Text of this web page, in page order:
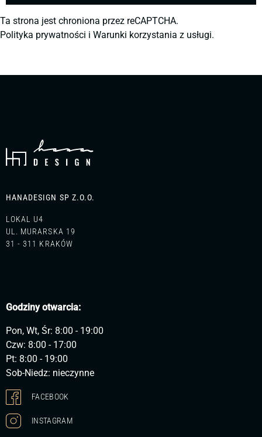
Ta strona jest chroniona przez reCAPTCHA.
Polityka prywatności i Warunki korzystania z usługi.
HANADESIGN SP Z.O.O.
LOKAL U4
UL. MURARSKA 19
31 - 311 KRAKÓW
Godziny otwarcia:
Pon, Wt, Śr: 8:00 - 19:00
Czw: 8:00 - 17:00
Pt: 8:00 - 19:00
Sob-Niedz: nieczynne
FACEBOOK
INSTAGRAM